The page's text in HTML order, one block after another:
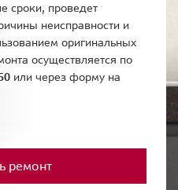
сроки, проведет
неисправности и
оригинальных
осуществляется по
или через форму на
ремонт